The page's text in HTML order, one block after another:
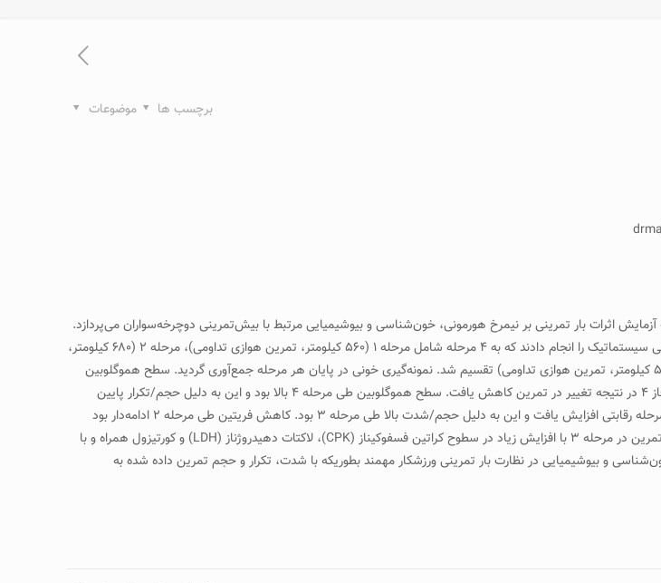
موضوعات برچسب ها
اثرات بار تمرينی بر نيمرخ هورمونی، خون‌شناسی و بيوشيميايی مرتبط با بيش‌تمرينی دوچرخه‌سواران می‌پردازد.
دوازده دوچرخه‌سوار مرد داوطلب شدند تا در اين تحقيق شرکت کنند. شرکت‌کنندگان يک برنامه تمرينی سيستماتيک را انجام دادند که به ۴ مرحله شامل مرحله ۱ (۵۶۰ کيلومتر، تمرين هوازی تداومی)، مرحله ۲ (۶۸۰ کيلومتر،
تمرين هوازی تداومی)، مرحله ۳ (۷۲۰ کيلومتر، تمرين هوازی و غيرهوازی فاصله‌ای)، و مرحله ۴ (۵۶۰ کيلومتر، تمرين هوازی تداومی) تقسيم شد. نمونه‌گيری خونی در پايان هر مرحله جمع‌آوری گرديد. سطح هموگلوبين
دوچرخه‌سواران طی چرخه تمرين افزايش يافت، در حالی که سطح آهن تا فاز ۳ افزايش يافت و در فاز ۴ در نتيجه تغيير در تمرين کاهش يافت. سطح هموگلوبين طی مرحله ۴ بالا بود و اين به دليل حجم/تکرار پايين
تمرين داده شده به دوچرخه‌سواران در مرحله پايانی بود. سطح ظرفيت ملزوم آهن تام (TIBC) طی مرحله رقابتی افزايش يافت و اين به دليل حجم/شدت بالا طی مرحله ۳ بود. کاهش فريتين طی مرحله ۲ ادامه‌دار بود
بطوريکه با يک افزايش ۲۱% در حجم تمرين پس از مرحله ۱ همراه بود. بالاترين شدت، حجم و تکرار تمرين در مرحله ۳ با افزايش زياد در سطوح کراتين فسفوکيناز (CPK)، لاکتات دهيدروژناز (LDH) و کورتيزول همراه و با
و بيوشيميايی در نظارت بار تمرينی ورزشکار مهمند بطوريکه با شدت، تکرار و حجم تمرين داده شده به